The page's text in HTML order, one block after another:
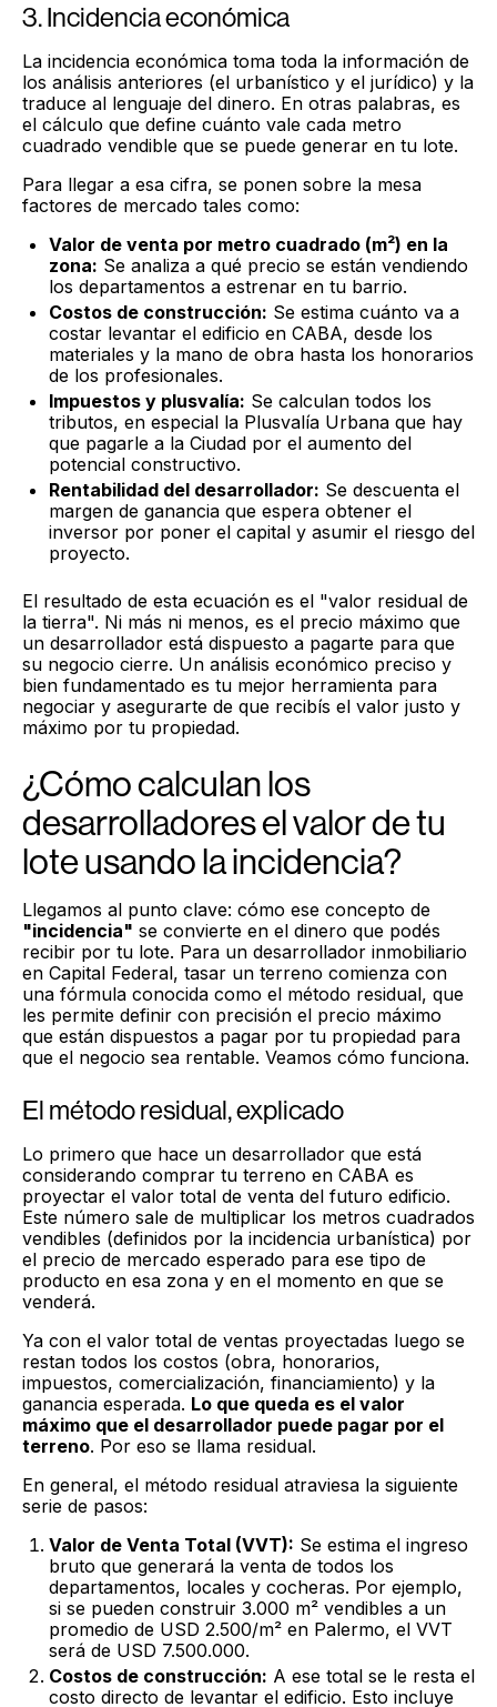
3. Incidencia económica
La incidencia económica toma toda la información de
los análisis anteriores (el urbanístico y el jurídico) y la
traduce al lenguaje del dinero. En otras palabras, es
el cálculo que define cuánto vale cada metro
cuadrado vendible que se puede generar en tu lote.
Para llegar a esa cifra, se ponen sobre la mesa
factores de mercado tales como:
Valor de venta por metro cuadrado (m²) en la
zona: Se analiza a qué precio se están vendiendo
los departamentos a estrenar en tu barrio.
Costos de construcción: Se estima cuánto va a
costar levantar el edificio en CABA, desde los
materiales y la mano de obra hasta los honorarios
de los profesionales.
Impuestos y plusvalía: Se calculan todos los
tributos, en especial la Plusvalía Urbana que hay
que pagarle a la Ciudad por el aumento del
potencial constructivo.
Rentabilidad del desarrollador: Se descuenta el
margen de ganancia que espera obtener el
inversor por poner el capital y asumir el riesgo del
proyecto.
El resultado de esta ecuación es el "valor residual de
la tierra". Ni más ni menos, es el precio máximo que
un desarrollador está dispuesto a pagarte para que
su negocio cierre. Un análisis económico preciso y
bien fundamentado es tu mejor herramienta para
negociar y asegurarte de que recibís el valor justo y
máximo por tu propiedad.
¿Cómo calculan los
desarrolladores el valor de tu
lote usando la incidencia?
Llegamos al punto clave: cómo ese concepto de
"incidencia" se convierte en el dinero que podés
recibir por tu lote. Para un desarrollador inmobiliario
en Capital Federal, tasar un terreno comienza con
una fórmula conocida como el método residual, que
les permite definir con precisión el precio máximo
que están dispuestos a pagar por tu propiedad para
que el negocio sea rentable. Veamos cómo funciona.
El método residual, explicado
Lo primero que hace un desarrollador que está
considerando comprar tu terreno en CABA es
proyectar el valor total de venta del futuro edificio.
Este número sale de multiplicar los metros cuadrados
vendibles (definidos por la incidencia urbanística) por
el precio de mercado esperado para ese tipo de
producto en esa zona y en el momento en que se
venderá.
Ya con el valor total de ventas proyectadas luego se
restan todos los costos (obra, honorarios,
impuestos, comercialización, financiamiento) y la
ganancia esperada. Lo que queda es el valor
máximo que el desarrollador puede pagar por el
terreno. Por eso se llama residual.
En general, el método residual atraviesa la siguiente
serie de pasos:
Valor de Venta Total (VVT): Se estima el ingreso
bruto que generará la venta de todos los
departamentos, locales y cocheras. Por ejemplo,
si se pueden construir 3.000 m² vendibles a un
promedio de USD 2.500/m² en Palermo, el VVT
será de USD 7.500.000.
Costos de construcción: A ese total se le resta el
costo directo de levantar el edificio. Esto incluye